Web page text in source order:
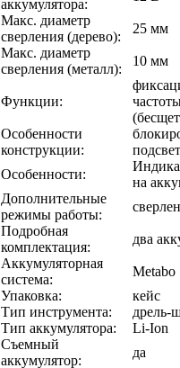
аккумулятора:
Макс. диаметр
сверления (дерево):
25 мм
Макс. диаметр
сверления (металл):
10 мм
Функции:
Особенности
конструкции:
Особенности:
на
Дополнительные
режимы работы:
Подробная
комплектация:
два
Аккумуляторная
система:
Metabo
Упаковка:
кейс
Тип инструмента:
дрель-
Тип аккумулятора:
Li-Ion
Съемный
аккумулятор:
да